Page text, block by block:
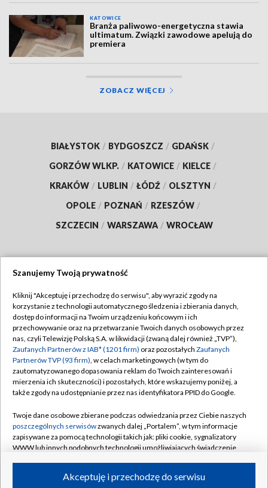
KATOWICE
Branża paliwowo-energetyczna stawia
ultimatum. Związki zawodowe apelują do
premiera
ZOBACZ WIĘCEJ
BIAŁYSTOK / BYDGOSZCZ / GDAŃSK /
GORZÓW WLKP. / KATOWICE / KIELCE /
KRAKÓW / LUBLIN / ŁÓDŹ / OLSZTYN /
OPOLE / POZNAŃ / RZESZÓW /
SZCZECIN / WARSZAWA / WROCŁAW
TVP
Abonament TVP
Emisja w TVP
Centrum informacji TVP
Naziemna Telewizja Cyfrowa
Rada Programowa
System NOS
Informacje o nadawcy
Program dla prasy
Regulamin TVP
Polityka prywatności
Moje zgody
Pomoc
Kontakt
Kanały
Szanujemy Twoją prywatność
Kliknij "Akceptuję i przechodzę do serwisu", aby wyrazić zgody na
korzystanie z technologii automatycznego śledzenia i zbierania danych,
dostęp do informacji na Twoim urządzeniu końcowym i ich
przechowywanie oraz na przetwarzanie Twoich danych osobowych przez
nas, czyli Telewizję Polską S.A. w likwidacji (zwaną dalej również „TVP”),
Zaufanych Partnerów z IAB* (1201 firm) oraz pozostałych Zaufanych
Partnerów TVP (93 firm), w celach marketingowych (w tym do
zautomatyzowanego dopasowania reklam do Twoich zainteresowań i
mierzenia ich skuteczności) i pozostałych, które wskazujemy poniżej, a
także zgody na udostępnianie przez nas identyfikatora PPID do Google.
Twoje dane osobowe zbierane podczas odwiedzania przez Ciebie naszych
poszczególnych serwisówzwanych dalej „Portalem”, w tym informacje
zapisywane za pomocą technologii takich jak: pliki cookie, sygnalizatory
WWW lub innych podobnych technologii umożliwiających świadczenie
ruchu w Internecie.Akceptuję i przechodzę do serwisu